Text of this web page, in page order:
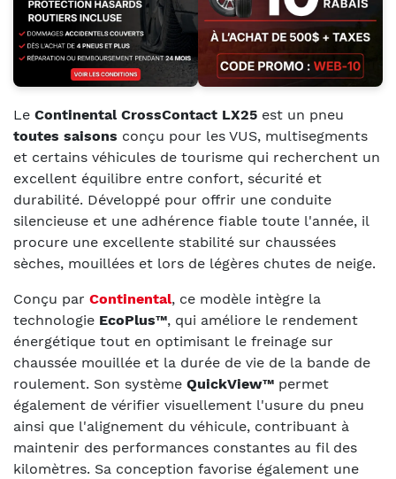
Le Continental CrossContact LX25 est un pneu
toutes saisons conçu pour les VUS, multisegments
et certains véhicules de tourisme qui recherchent un
excellent équilibre entre confort, sécurité et
durabilité. Développé pour offrir une conduite
silencieuse et une adhérence fiable toute l'année, il
procure une excellente stabilité sur chaussées
sèches, mouillées et lors de légères chutes de neige.
Conçu par Continental, ce modèle intègre la
technologie EcoPlus™, qui améliore le rendement
énergétique tout en optimisant le freinage sur
chaussée mouillée et la durée de vie de la bande de
roulement. Son système QuickView™ permet
également de vérifier visuellement l'usure du pneu
ainsi que l'alignement du véhicule, contribuant à
maintenir des performances constantes au fil des
kilomètres. Sa conception favorise également une